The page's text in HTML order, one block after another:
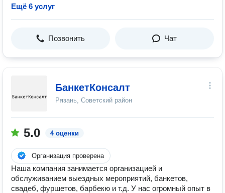
Ещё 6 услуг
Позвонить Чат
БанкетКонсалт
Рязань, Советский район
5.0 4 оценки
Организация проверена
Наша компания занимается организацией и
обслуживанием выездных мероприятий, банкетов,
свадеб, фуршетов, барбекю и т.д. У нас огромный опыт в